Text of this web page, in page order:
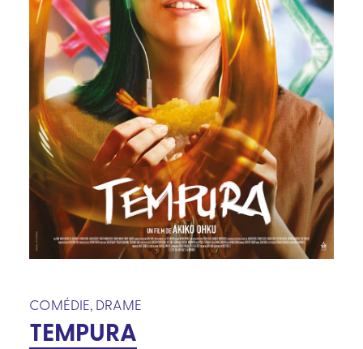
COMÉDIE, DRAME
TEMPURA